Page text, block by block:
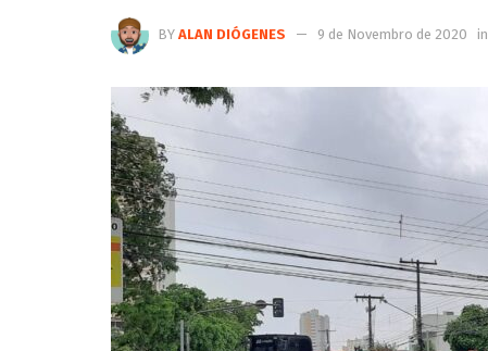
BY ALAN DIÓGENES 9 de Novembro de 2020 in